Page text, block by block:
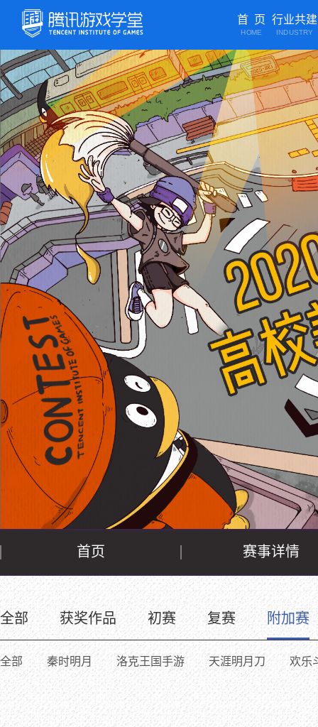
首 页
HOME
行业共建
INDUSTRY
首页 赛事详情
全部 获奖作品 初赛 复赛 附加赛
全部 秦时明月 洛克王国手游 天涯明月刀 欢乐